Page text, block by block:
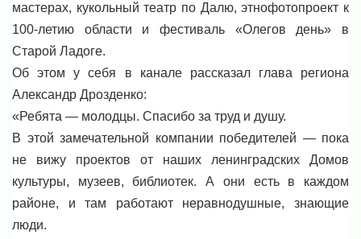
мастерах, кукольный театр по Далю, этнофотопроект к
100-летию области и фестиваль «Олегов день» в
Старой Ладоге.
Об этом у себя в канале рассказал глава региона
Александр Дрозденко:
«Ребята — молодцы. Спасибо за труд и душу.
В этой замечательной компании победителей — пока
не вижу проектов от наших ленинградских Домов
культуры, музеев, библиотек. А они есть в каждом
районе, и там работают неравнодушные, знающие
люди.